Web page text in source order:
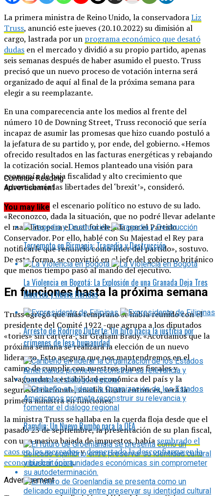
La primera ministra de Reino Unido, la conservadoraLiz
Truss, anunció este jueves (20.10.2022) su dimisión al
cargo, lastrada por un programa económico que desató
dudas en el mercado y dividió a su propio partido, apenas
seis semanas después de haber asumido el puesto. Truss
precisó que un nuevo proceso de votación interna será
organizado de aquí al final de la próxima semana para
elegir a su reemplazante.
En una comparecencia ante los medios al frente del
número 10 de Downing Street, Truss reconoció que sería
incapaz de asumir las promesas que hizo cuando postuló a
la jefatura de su partido y, por ende, del gobierno. «Hemos
ofrecido resultados en las facturas energéticas y rebajando
la cotización social. Hemos planteado una visión para
economía de baja fiscalidad y alto crecimiento que
aprovecharía las libertades del ‘brexit’», consideró.
Sin embargo, el escenario político no estuvo de su lado.
«Reconozco, dada la situación, que no podré llevar adelante
el mandato para el cual fui elegida por el Partido
Conservador. Por ello, hablé con Su Majestad el Rey para
notificarle que renuncio como líder del partido», sostuvo.
De esta forma, se convirtió en el jefe del gobierno británico
que menos tiempo pasó al mando del ejecutivo.
En funciones hasta la próxima semana
Truss agregó que más temprano se había reunido con el
presidente del Comité 1922 -que agrupa a los diputados
«tories» sin cartera-, sir Graham Brady. «Acordamos que la
próxima semana se realizará la elección de un nuevo
liderazgo. Esto asegura que nos mantendremos en el
camino de cumplir con nuestros planes fiscales y
salvaguardar la estabilidad económica del país y la
seguridad nacional», añadió. Hasta entonces, será la
primera ministra en funciones.
la ministra Truss se hallaba en la cuerda floja desde que el
pasado 23 de septiembre, la presentación de su plan fiscal,
con una masiva bajada de impuestos, había sembrado el
caos en los mercadosydespertado la desconfianza en la
economía británica.
Advertisement
Continue Reading
Advertisement
You may like
Terremoto en Birmania: Tragedia y Destrucción
La Violencia en Bogotá: La Explosión de una Granada Deja Tres
Muertos y Nueve Heridos
Arresto de Rodrigo Duterte: Un hito hacia la justicia por
crímenes de lesa humanidad
Ramdin: Un Nuevo Rumbo para la OEA